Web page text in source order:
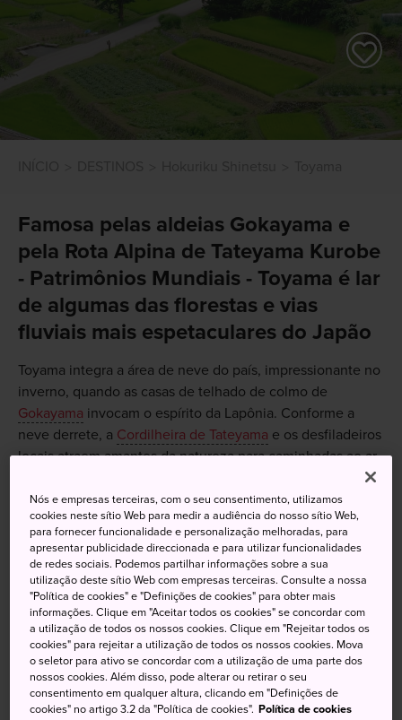
Famosa pelas aldeias Gokayama e
pela Rota Alpina de Tateyama Kurobe
- Patrimônios Mundiais - Toyama é lar
de algumas das florestas e vias
fluviais mais espetaculares do Japão
Toyama integra a área de neve do país, impressionante no
inverno, quando as casas de telhado de colmo de
Gokayama invocam o espírito da Lapônia. Conforme a
neve derrete, a Cordilheira de Tateyama e os desfiladeiros
locais atraem amantes da natureza para caminhadas ao ar
termais. Frutos do mar de época, como lulas vaga-lume na
primavera, é outra atração regional. Enquanto estiver na
área, fique de olho em objetos de vidro, bronze e nos
entalhes de madeira, entre outros artesanatos seculares.
Como chegar
De Tokyo: A viagem leva cerca de 2 horas até a Estação
Toyama pelo Hokuriku Shinkansen.
Nós e empresas terceiras, com o seu consentimento, utilizamos
cookies neste sítio Web para medir a audiência do nosso sítio Web,
para fornecer funcionalidade e personalização melhoradas, para
apresentar publicidade direccionada e para utilizar funcionalidades
de redes sociais. Podemos partilhar informações sobre a sua
utilização deste sítio Web com empresas terceiras. Consulte a nossa
"Política de cookies" e "Definições de cookies" para obter mais
informações. Clique em "Aceitar todos os cookies" se concordar com
a utilização de todos os nossos cookies. Clique em "Rejeitar todos os
cookies" para rejeitar a utilização de todos os nossos cookies. Mova
o seletor para ativo se concordar com a utilização de uma parte dos
nossos cookies. Além disso, pode alterar ou retirar o seu
consentimento em qualquer altura, clicando em "Definições de
cookies" no artigo 3.2 da "Política de cookies". Política de cookies